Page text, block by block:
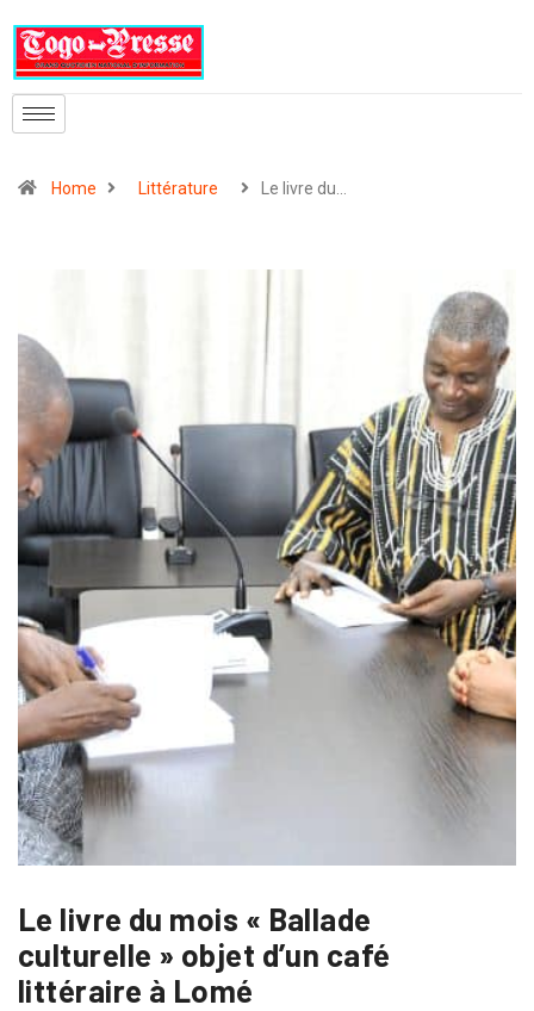
Home Littérature Le livre du…
Le livre du mois « Ballade
culturelle » objet d’un café
littéraire à Lomé